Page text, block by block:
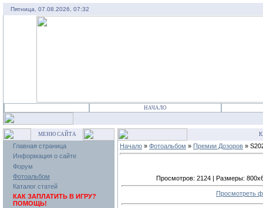
Пятница, 07.08.2026, 07:32
НАЧАЛО
МЕНЮ САЙТА
Главная страница
Информация о сайте
Форум
Фотоальбом
Каталог статей
КАК ЗАПЛАТИТЬ В ИГРУ?
ПОМОЩЬ!
Начало » Фотоальбом » Премии Дозоров »
Просмотров: 2124 | Размеры:
Просмотреть